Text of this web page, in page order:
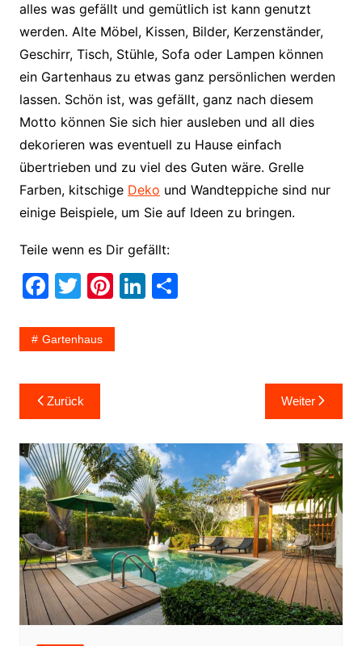
alles was gefällt und gemütlich ist kann genutzt
werden. Alte Möbel, Kissen, Bilder, Kerzenständer,
Geschirr, Tisch, Stühle, Sofa oder Lampen können
ein Gartenhaus zu etwas ganz persönlichen werden
lassen. Schön ist, was gefällt, ganz nach diesem
Motto können Sie sich hier ausleben und all dies
dekorieren was eventuell zu Hause einfach
übertrieben und zu viel des Guten wäre. Grelle
Farben, kitschige Deko und Wandteppiche sind nur
einige Beispiele, um Sie auf Ideen zu bringen.
Teile wenn es Dir gefällt:
F
c
b
o
o
k
T
itt
Pi
er
Li T
Gartenhaus
Beitragsnavigation
Zurück Weiter